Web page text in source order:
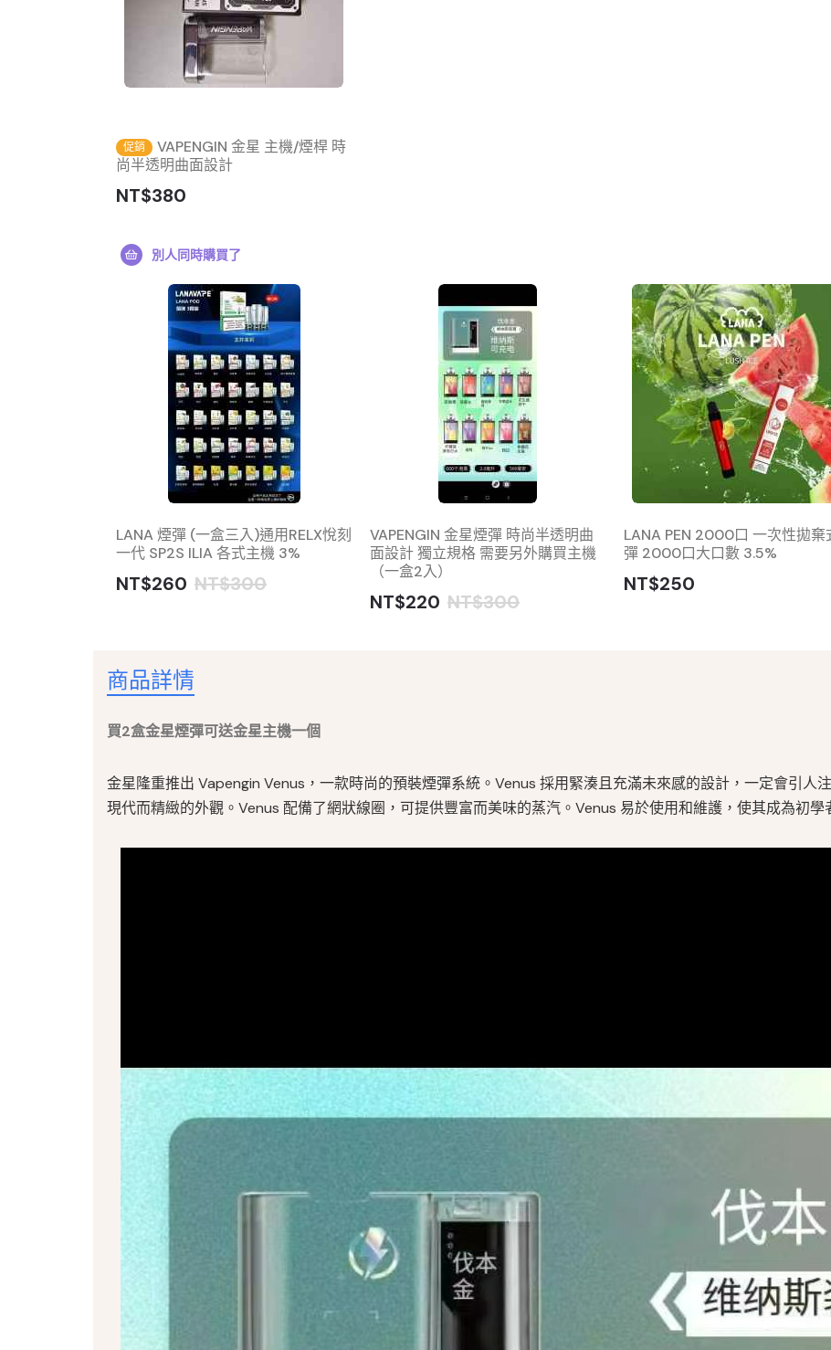
促銷
VAPENGIN 金星 主機/煙桿 時
尚半透明曲面設計
NT$380
別人同時購買了
LANA 煙彈 (一盒三入)通用RELX悅刻
一代 SP2S ILIA 各式主機 3%
NT$260 NT$300
VAPENGIN 金星煙彈 時尚半透明曲
面設計 獨立規格 需要另外購買主機
（一盒2入）
NT$220 NT$300
LANA PEN 2000口 一次性拋棄
彈 2000口大口數 3.5%
NT$250
商品詳情
買2盒金星煙彈可送金星主機一個
金星隆重推出 Vapengin Venus，一款時尚的預裝煙彈系統。Venus 採用緊湊且充滿未來感的設計，一定會引人
現代而精緻的外觀。Venus 配備了網狀線圈，可提供豐富而美味的蒸汽。Venus 易於使用和維護，使其成為初